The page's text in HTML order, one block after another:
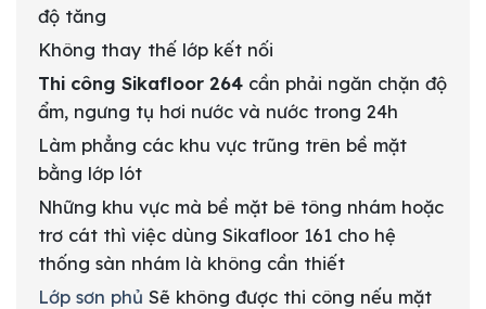
độ tăng
Không thay thế lớp kết nối
Thi công Sikafloor 264 cần phải ngăn chặn độ
ẩm, ngưng tụ hơi nước và nước trong 24h
Làm phẳng các khu vực trũng trên bề mặt
bằng lớp lót
Những khu vực mà bề mặt bê tông nhám hoặc
trơ cát thì việc dùng Sikafloor 161 cho hệ
thống sàn nhám là không cần thiết
Lớp sơn phủ Sẽ không được thi công nếu mặt